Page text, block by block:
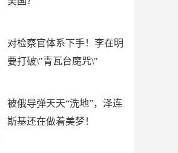
对检察官体系下手！李在明
要打破\"青瓦台魔咒\"
被俄导弹天天“洗地”，泽连
斯基还在做着美梦！